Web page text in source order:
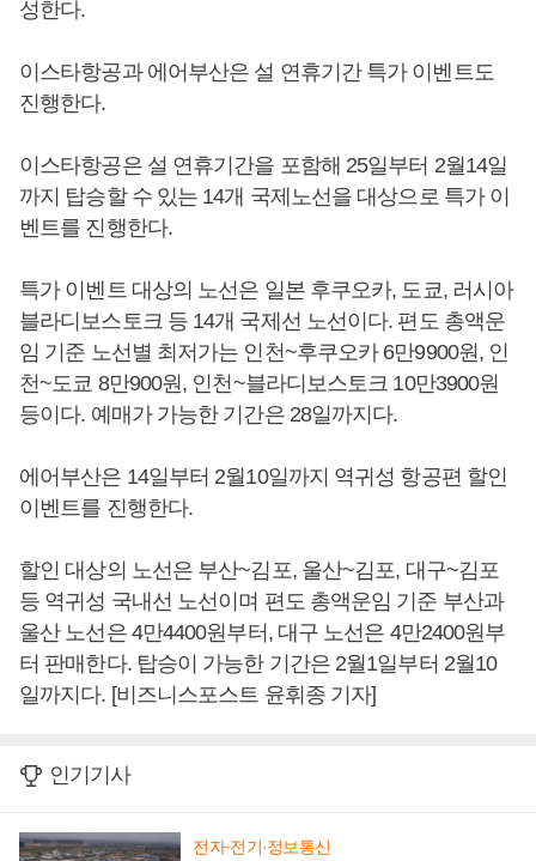
성한다.
이스타항공과 에어부산은 설 연휴기간 특가 이벤트도
진행한다.
이스타항공은 설 연휴기간을 포함해 25일부터 2월14일
까지 탑승할 수 있는 14개 국제노선을 대상으로 특가 이
벤트를 진행한다.
특가 이벤트 대상의 노선은 일본 후쿠오카, 도쿄, 러시아
블라디보스토크 등 14개 국제선 노선이다. 편도 총액운
임 기준 노선별 최저가는 인천~후쿠오카 6만9900원, 인
천~도쿄 8만900원, 인천~블라디보스토크 10만3900원
등이다. 예매가 가능한 기간은 28일까지다.
에어부산은 14일부터 2월10일까지 역귀성 항공편 할인
이벤트를 진행한다.
할인 대상의 노선은 부산~김포, 울산~김포, 대구~김포
등 역귀성 국내선 노선이며 편도 총액운임 기준 부산과
울산 노선은 4만4400원부터, 대구 노선은 4만2400원부
터 판매한다. 탑승이 가능한 기간은 2월1일부터 2월10
일까지다. [비즈니스포스트 윤휘종 기자]
인기기사
전자·전기·정보통신